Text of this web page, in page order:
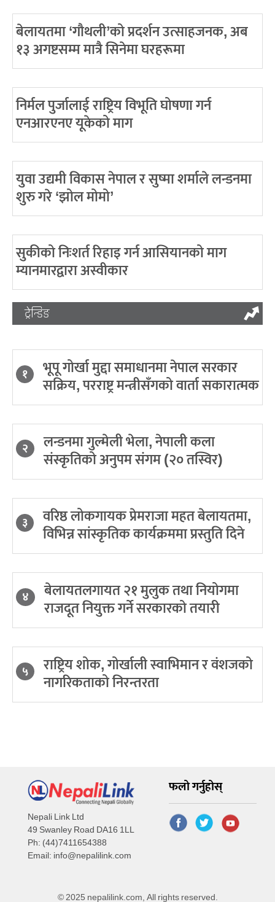
बेलायतमा ‘गौथली’को प्रदर्शन उत्साहजनक, अब
१३ अगष्टसम्म मात्रै सिनेमा घरहरूमा
निर्मल पुर्जालाई राष्ट्रिय विभूति घोषणा गर्न
एनआरएनए यूकेको माग
युवा उद्यमी विकास नेपाल र सुष्मा शर्माले लन्डनमा
शुरु गरे ‘झोल मोमो’
सुकीको निःशर्त रिहाइ गर्न आसियानको माग
म्यानमारद्वारा अस्वीकार
ट्रेन्डिङ
१ भूपू गोर्खा मुद्दा समाधानमा नेपाल सरकार
सक्रिय, परराष्ट्र मन्त्रीसँगको वार्ता सकारात्मक
२ लन्डनमा गुल्मेली भेला, नेपाली कला
संस्कृतिको अनुपम संगम (२० तस्विर)
३ वरिष्ठ लोकगायक प्रेमराजा महत बेलायतमा,
विभिन्न सांस्कृतिक कार्यक्रममा प्रस्तुति दिने
४ बेलायतलगायत २१ मुलुक तथा नियोगमा
राजदूत नियुक्त गर्ने सरकारको तयारी
५ राष्ट्रिय शोक, गोर्खाली स्वाभिमान र वंशजको
नागरिकताको निरन्तरता
Nepali Link Ltd
49 Swanley Road DA16 1LL
Ph: (44)7411654388
Email: info@nepalilink.com
फलो गर्नुहोस्
© 2025 nepalilink.com, All rights reserved.